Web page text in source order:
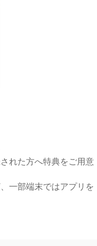
れた方へ特典をご用意
一部端末ではアプリを